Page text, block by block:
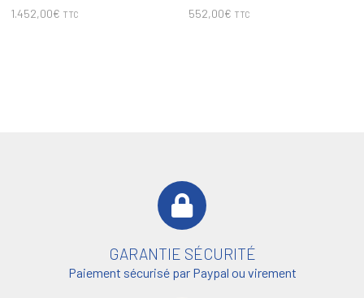
1.452,00€ TTC
552,00€ TTC
GARANTIE SÉCURITÉ
Paiement sécurisé par Paypal ou virement